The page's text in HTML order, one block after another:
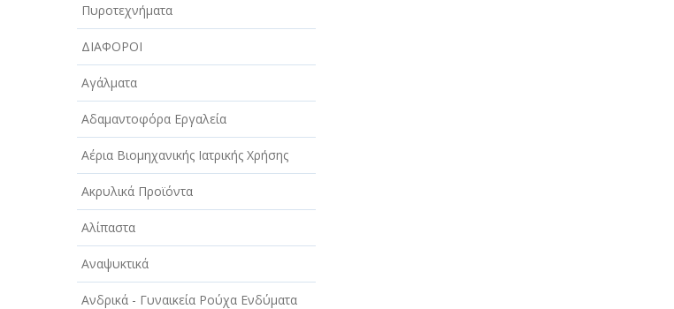
Πυροτεχνήματα
ΔΙΑΦΟΡΟΙ
Αγάλματα
Αδαμαντοφόρα Εργαλεία
Αέρια Βιομηχανικής Ιατρικής Χρήσης
Ακρυλικά Προϊόντα
Αλίπαστα
Αναψυκτικά
Ανδρικά - Γυναικεία Ρούχα Ενδύματα